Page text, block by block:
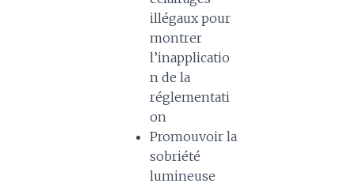
illégaux pour
montrer
l’inapplicatio
n de la
réglementati
on
Promouvoir la
sobriété
lumineuse